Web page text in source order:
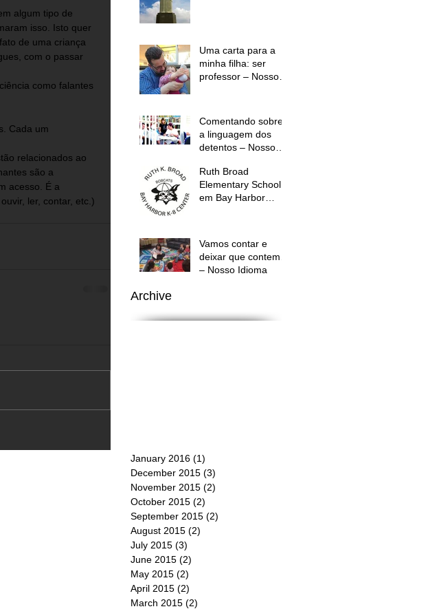
algum tipo de
isso. Isto quer
de uma criança
com o passar
como falantes
Cada um
relacionados ao
são a
acesso. É a
ler, contar, etc.)
Uma carta para a
minha filha: ser
professor – Nosso
Comentando sobre
a linguagem dos
detentos – Nosso
Ruth Broad
Elementary School,
em Bay Harbor
Vamos contar e
deixar que contem…
– Nosso Idioma
Archive
January 2016 (1)
December 2015 (3)
November 2015 (2)
October 2015 (2)
September 2015 (2)
August 2015 (2)
July 2015 (3)
June 2015 (2)
May 2015 (2)
April 2015 (2)
March 2015 (2)